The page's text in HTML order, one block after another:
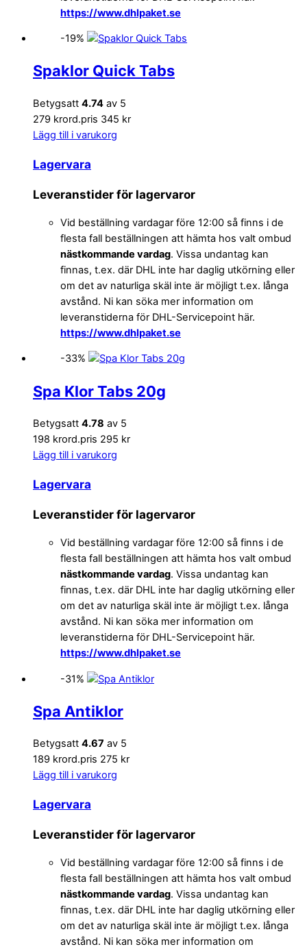
https://www.dhlpaket.se
-19%
Spaklor Quick Tabs
Betygsatt 4.74 av 5
279 krord.pris 345 kr
Lägg till i varukorg
Lagervara
Leveranstider för lagervaror
Vid beställning vardagar före 12:00 så finns i de
flesta fall beställningen att hämta hos valt ombud
nästkommande vardag. Vissa undantag kan
finnas, t.ex. där DHL inte har daglig utkörning eller
om det av naturliga skäl inte är möjligt t.ex. långa
avstånd. Ni kan söka mer information om
leveranstiderna för DHL-Servicepoint här.
https://www.dhlpaket.se
-33%
Spa Klor Tabs 20g
Betygsatt 4.78 av 5
198 krord.pris 295 kr
Lägg till i varukorg
Lagervara
Leveranstider för lagervaror
Vid beställning vardagar före 12:00 så finns i de
flesta fall beställningen att hämta hos valt ombud
nästkommande vardag. Vissa undantag kan
finnas, t.ex. där DHL inte har daglig utkörning eller
om det av naturliga skäl inte är möjligt t.ex. långa
avstånd. Ni kan söka mer information om
leveranstiderna för DHL-Servicepoint här.
https://www.dhlpaket.se
-31%
Spa Antiklor
Betygsatt 4.67 av 5
189 krord.pris 275 kr
Lägg till i varukorg
Lagervara
Leveranstider för lagervaror
Vid beställning vardagar före 12:00 så finns i de
flesta fall beställningen att hämta hos valt ombud
nästkommande vardag. Vissa undantag kan
finnas, t.ex. där DHL inte har daglig utkörning eller
om det av naturliga skäl inte är möjligt t.ex. långa
avstånd. Ni kan söka mer information om